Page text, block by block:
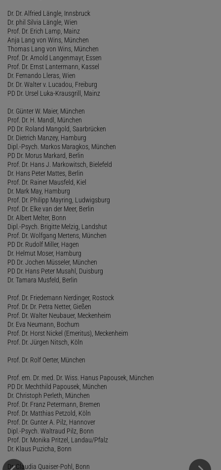
Dr. Dr. Alfried Längle, Innsbruck
Dr. phil Silvia Längle, Wien
Prof. Dr. Erich Lamp, Mainz
Anja Lang von Wins, München
Thomas Lang von Wins, München
Prof. Dr. Arnold Langenmayr, Essen
Prof. Dr. Ernst Lantermann, Kassel
Dr. Fernando Lleras, Wien
Dr. Dr. Walter v. Lucadou, Freiburg
PD Dr. Ursel Luka-Krausgrill, Mainz
Dr. Günter W. Maier, München
Prof. Dr. H. Mandl, München
PD Dr. Roland Mangold, Saarbrücken
Dr. Dietrich Manzey, Hamburg
Dipl.-Psych. Markos Maragkos, München
PD Dr. Morus Markard, Berlin
Prof. Dr. Hans J. Markowitsch, Bielefeld
Dr. Hans Peter Mattes, Berlin
Prof. Dr. Rainer Mausfeld, Kiel
Dr. Mark May, Hamburg
Prof. Dr. Philipp Mayring, Ludwigsburg
Prof. Dr. Elke van der Meer, Berlin
Dr. Albert Melter, Bonn
Dipl.-Psych. Brigitte Melzig, Landshut
Prof. Dr. Wolfgang Mertens, München
PD Dr. Rudolf Miller, Hagen
Dr. Helmut Moser, Hamburg
PD Dr. Jochen Müsseler, München
PD Dr. Hans Peter Musahl, Duisburg
Dr. Tamara Musfeld, Berlin
Prof. Dr. Friedemann Nerdinger, Rostock
Prof. Dr. Dr. Petra Netter, Gießen
Prof. Dr. Walter Neubauer, Meckenheim
Dr. Eva Neumann, Bochum
Prof. Dr. Horst Nickel (Emeritus), Meckenheim
Prof. Dr. Jürgen Nitsch, Köln
Prof. Dr. Rolf Oerter, München
Prof. em. Dr. med. Dr. Wiss. Hanus Papousek, München
PD Dr. Mechthild Papousek, München
Dr. Christoph Perleth, München
Prof. Dr. Franz Petermann, Bremen
Prof. Dr. Matthias Petzold, Köln
Prof. Dr. Gunter A. Pilz, Hannover
Dipl.-Psych. Waltraud Pilz, Bonn
Prof. Dr. Monika Pritzel, Landau/Pfalz
Dr. Klaus Puzicha, Bonn
Dr. Claudia Quaiser-Pohl, Bonn